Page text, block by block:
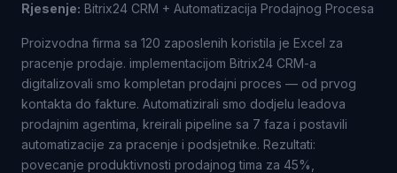
Rjesenje: Bitrix24 CRM + Automatizacija Prodajnog Procesa
Proizvodna firma sa 120 zaposlenih koristila je Excel za
pracenje prodaje. implementacijom Bitrix24 CRM-a
digitalizovali smo kompletan prodajni proces — od prvog
kontakta do fakture. Automatizirali smo dodjelu leadova
prodajnim agentima, kreirali pipeline sa 7 faza i postavili
automatizacije za pracenje i podsjetnike. Rezultati:
povecanje produktivnosti prodajnog tima za 45%,